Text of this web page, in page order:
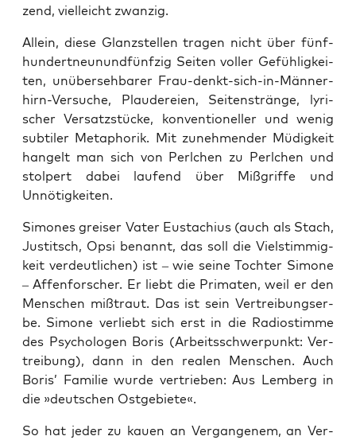
zend, viel­leicht zwanzig.
Allein, die­se Glanz­stel­len tra­gen nicht über fünf­
hun­dert­neun­und­fünf­zig Sei­ten vol­ler Gefüh­lig­kei­
ten, unüber­seh­ba­rer Frau-denkt-sich-in-Män­ner­
hirn-Ver­su­che, Plau­de­rei­en, Sei­ten­strän­ge, lyri­
scher Ver­satz­stü­cke, kon­ven­tio­nel­ler und wenig
sub­ti­ler Meta­pho­rik. Mit zuneh­men­der Müdig­keit
han­gelt man sich von Perl­chen zu Perl­chen und
stol­pert dabei lau­fend über Miß­grif­fe und
Unnötigkeiten.
Simo­nes grei­ser Vater Eusta­chi­us (auch als Stach,
Jus­titsch, Opsi benannt, das soll die Viel­stim­mig­
keit ver­deut­li­chen) ist – wie sei­ne Toch­ter Simo­ne
– Affen­for­scher. Er liebt die Pri­ma­ten, weil er den
Men­schen miß­traut. Das ist sein Ver­trei­bungs­er­
be. Simo­ne ver­liebt sich erst in die Radio­stim­me
des Psy­cho­lo­gen Boris (Arbeits­schwer­punkt: Ver­
trei­bung), dann in den rea­len Men­schen. Auch
Boris’ Fami­lie wur­de ver­trie­ben: Aus Lem­berg in
die »deut­schen Ostgebiete«.
So hat jeder zu kau­en an Ver­gan­ge­nem, an Ver­